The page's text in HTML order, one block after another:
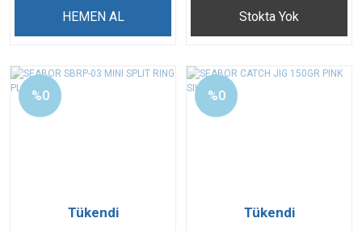
HEMEN AL Stokta Yok
%0
Tükendi
%0
Tükendi